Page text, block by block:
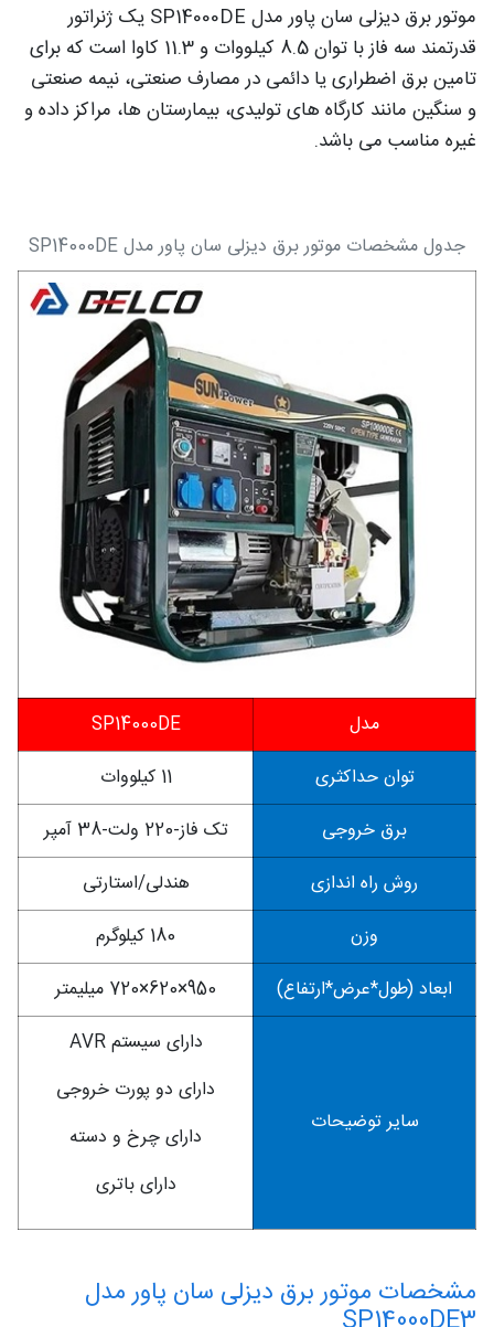
موتور برق دیزلی سان پاور مدل SP14000DE یک ژنراتور
قدرتمند سه فاز با توان 8.5 کیلووات و 11.3 کاوا است که برای
تامین برق اضطراری یا دائمی در مصارف صنعتی، نیمه صنعتی
و سنگین مانند کارگاه های تولیدی، بیمارستان ها، مراکز داده و
غیره مناسب می باشد.
جدول مشخصات موتور برق دیزلی سان پاور مدل SP14000DE
مدل
SP14000DE
توان حداکثری
11 کیلووات
برق خروجی
تک فاز-220 ولت-38 آمپر
روش راه اندازی
هندلی/استارتی
وزن
180 کیلوگرم
ابعاد (طول*عرض*ارتفاع)
950×620×720 میلیمتر
سایر توضیحات
دارای سیستم AVR
دارای دو پورت خروجی
دارای چرخ و دسته
دارای باتری
مشخصات موتور برق دیزلی سان پاور مدل